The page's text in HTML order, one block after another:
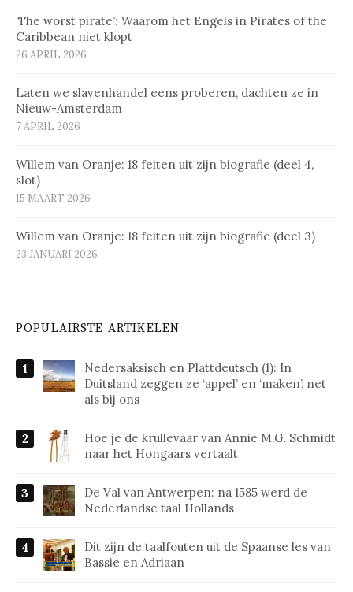
‘The worst pirate’: Waarom het Engels in Pirates of the
Caribbean niet klopt
26 APRIL 2026
Laten we slavenhandel eens proberen, dachten ze in
Nieuw-Amsterdam
7 APRIL 2026
Willem van Oranje: 18 feiten uit zijn biografie (deel 4,
slot)
15 MAART 2026
Willem van Oranje: 18 feiten uit zijn biografie (deel 3)
23 JANUARI 2026
POPULAIRSTE ARTIKELEN
Nedersaksisch en Plattdeutsch (1): In
Duitsland zeggen ze ‘appel’ en ‘maken’, net
als bij ons
Hoe je de krullevaar van Annie M.G. Schmidt
naar het Hongaars vertaalt
De Val van Antwerpen: na 1585 werd de
Nederlandse taal Hollands
Dit zijn de taalfouten uit de Spaanse les van
Bassie en Adriaan